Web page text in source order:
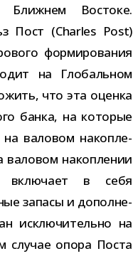
Востоке.
Пост (Charles Post)
фор­ми­ро­ва­ния
на Глобальном
что эта оценка
банка, на кото­рые
на вало­вом накоп­ле­
вало­вом накоп­ле­нии
вклю­чает в себя
запасы и допол­не­
исклю­чи­тельно на
слу­чае опора Поста